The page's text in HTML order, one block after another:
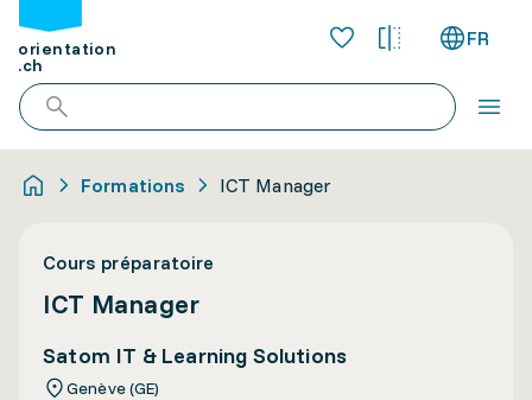
orientation
.ch
FR
Formations ICT Manager
Cours préparatoire
ICT Manager
Satom IT & Learning Solutions
Genève (GE)